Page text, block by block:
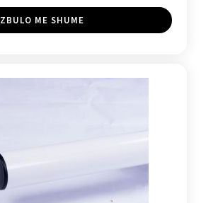
ZBULO ME SHUME